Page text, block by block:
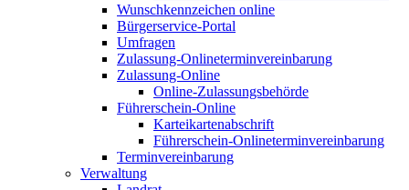
Wunschkennzeichen online
Bürgerservice-Portal
Umfragen
Zulassung-Onlineterminvereinbarung
Zulassung-Online
Online-Zulassungsbehörde
Führerschein-Online
Karteikartenabschrift
Führerschein-Onlineterminvereinbarung
Terminvereinbarung
Verwaltung